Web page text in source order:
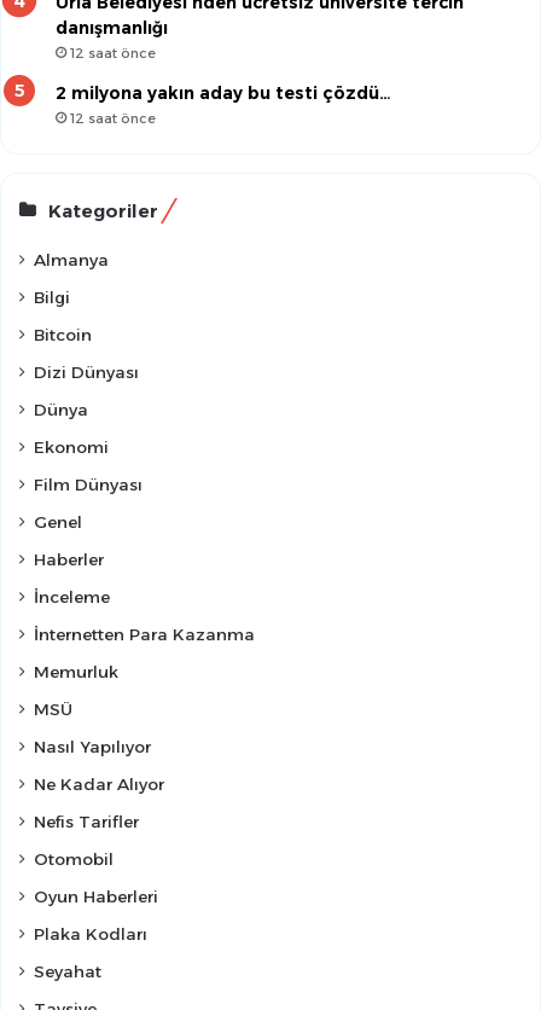
danışmanlığı
12 saat önce
2 milyona yakın aday bu testi çözdü…
12 saat önce
Kategoriler
Almanya
Bilgi
Bitcoin
Dizi Dünyası
Dünya
Ekonomi
Film Dünyası
Genel
Haberler
İnceleme
İnternetten Para Kazanma
Memurluk
MSÜ
Nasıl Yapılıyor
Ne Kadar Alıyor
Nefis Tarifler
Otomobil
Oyun Haberleri
Plaka Kodları
Seyahat